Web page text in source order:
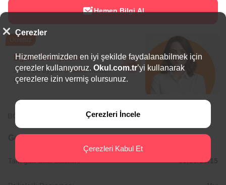
Hemen Bilgi Al
Eğitim Danışmanı
Sana en uygun5 okuluhemen
bulalım.
BÖLGEDE ÖNE ÇIKAN OKULLAR
Genel Bilgiler
Tam gün Okul Saatleri: 09:00/16:15
Çerezler
Hizmetlerimizden en iyi şekilde faydalanabilmek için
çerezler kullanıyoruz. Okul.com.tr’yi kullanarak
çerezlere izin vermiş olursunuz.
Çerezleri İncele
Çerezleri Kabul Et